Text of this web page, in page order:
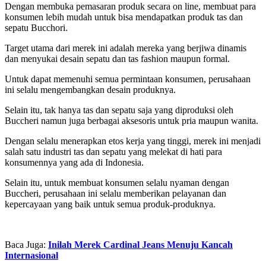
Dengan membuka pemasaran produk secara on line, membuat para
konsumen lebih mudah untuk bisa mendapatkan produk tas dan
sepatu Bucchori.
Target utama dari merek ini adalah mereka yang berjiwa dinamis
dan menyukai desain sepatu dan tas fashion maupun formal.
Untuk dapat memenuhi semua permintaan konsumen, perusahaan
ini selalu mengembangkan desain produknya.
Selain itu, tak hanya tas dan sepatu saja yang diproduksi oleh
Buccheri namun juga berbagai aksesoris untuk pria maupun wanita.
Dengan selalu menerapkan etos kerja yang tinggi, merek ini menjadi
salah satu industri tas dan sepatu yang melekat di hati para
konsumennya yang ada di Indonesia.
Selain itu, untuk membuat konsumen selalu nyaman dengan
Buccheri, perusahaan ini selalu memberikan pelayanan dan
kepercayaan yang baik untuk semua produk-produknya.
Baca Juga: Inilah Merek Cardinal Jeans Menuju Kancah
Internasional